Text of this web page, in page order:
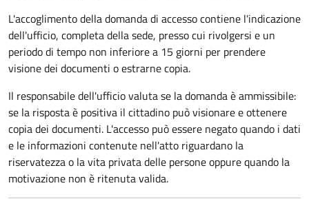
L'accoglimento della domanda di accesso contiene l'indicazione
dell'ufficio, completa della sede, presso cui rivolgersi e un
periodo di tempo non inferiore a 15 giorni per prendere
visione dei documenti o estrarne copia.
Il responsabile dell'ufficio valuta se la domanda è ammissibile:
se la risposta è positiva il cittadino può visionare e ottenere
copia dei documenti. L'accesso può essere negato quando i dati
e le informazioni contenute nell'atto riguardano la
riservatezza o la vita privata delle persone oppure quando la
motivazione non è ritenuta valida.